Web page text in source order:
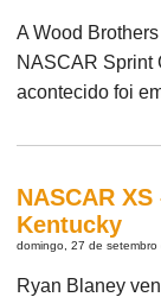
A Wood
NASCAR Sprint
acontecido foi
NASCAR
Kentucky
domingo, 27 de
Ryan Blaney